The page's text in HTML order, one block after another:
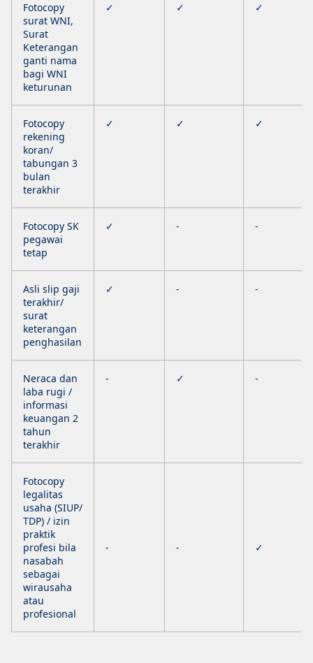
Fotocopy
surat WNI,
Surat
Keterangan
ganti nama
bagi WNI
keturunan
✓ ✓ ✓
Fotocopy
rekening
koran/
tabungan 3
bulan
terakhir
✓ ✓ ✓
Fotocopy SK
pegawai
tetap
✓ - -
Asli slip gaji
terakhir/
surat
keterangan
penghasilan
✓ - -
Neraca dan
laba rugi /
informasi
keuangan 2
tahun
terakhir
- ✓ -
Fotocopy
legalitas
usaha (SIUP/
TDP) / izin
praktik
profesi bila
nasabah
sebagai
wirausaha
atau
profesional
- - ✓